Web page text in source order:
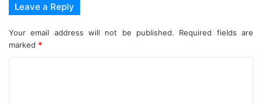
Leave a Reply
Your email address will not be published.
Required fields are
marked *